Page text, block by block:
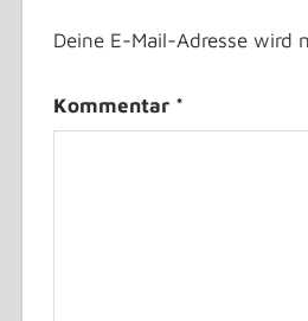
Deine E-Mail-Adresse wird
Kommentar *